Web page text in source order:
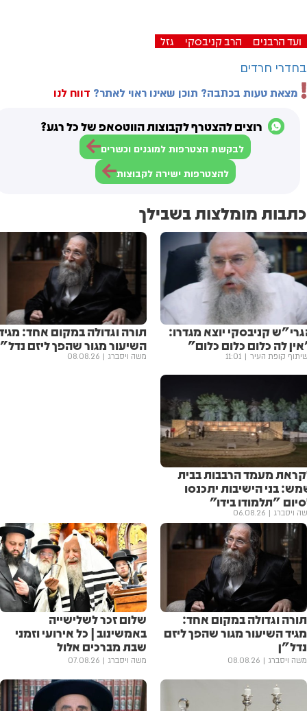
ועד הרבנים הרב קניבסקי גזל
בחדרי חרדים
מצאת טעות בכתבה? תוכן שאינו ראוי לאתר? דווח לנו
רוצים להצטרף לקבוצות הווטסאפ של כל רגע?
לבקשת הצטרפות למוגנים וכשרים
להצטרפות ישירה לקבוצות
כתבות מומלצות בשבילך
קניבסקי יוצא מגדרו:
לה כלום כלום כלום"
קופת העיר 11:01
תורה וגדולה במקום אחד:
השיעור מגור שהפך ליזם
משה ויסברג 08.08.26
מעמד הרבבות בבית
בני הישיבות יתכנסו
"תלמודו בידו"
ויסברג 06.08.26
תורה וגדולה במקום אחד:
מגיד השיעור מגור שהפך ליזם
נדל"ן
משה ויסברג 08.08.26
שלום זכר לשלישייה
באמשינוב | כל אירועי וזמני
שבת מברכים אלול
משה ויסברג 07.08.26